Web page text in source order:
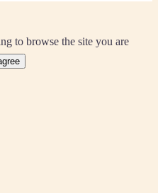
to browse the site you are